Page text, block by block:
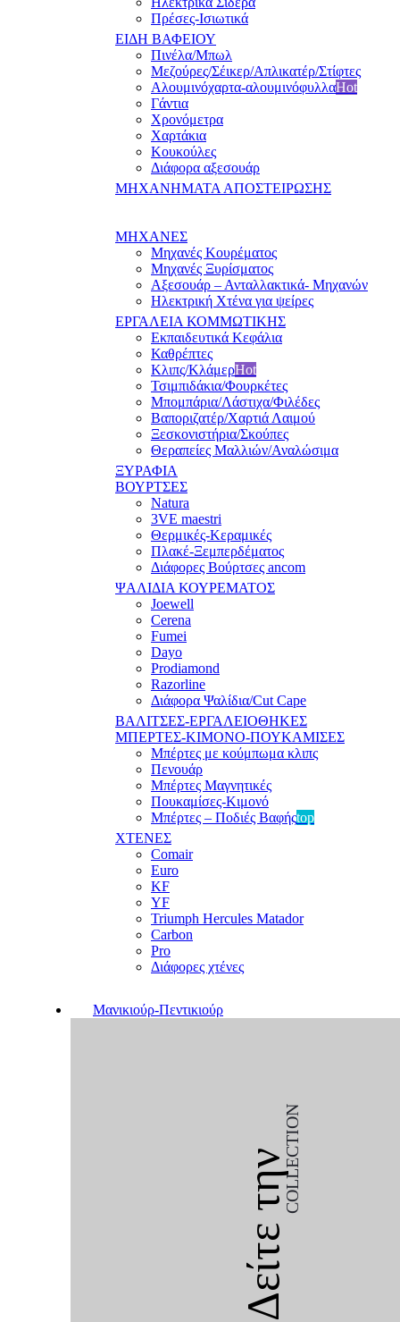
Πρέσες-Ισιωτικά
ΕΙΔΗ ΒΑΦΕΙΟΥ
Πινέλα/Μπωλ
Μεζούρες/Σέικερ/Απλικατέρ/Στίφτες
Αλουμινόχαρτα-αλουμινόφυλλαHot
Γάντια
Χρονόμετρα
Χαρτάκια
Κουκούλες
Διάφορα αξεσουάρ
ΜΗΧΑΝΗΜΑΤΑ ΑΠΟΣΤΕΙΡΩΣΗΣ
ΜΗΧΑΝΕΣ
Μηχανές Κουρέματος
Μηχανές Ξυρίσματος
Αξεσουάρ – Ανταλλακτικά- Μηχανών
Ηλεκτρική Χτένα για ψείρες
ΕΡΓΑΛΕΙΑ ΚΟΜΜΩΤΙΚΗΣ
Εκπαιδευτικά Κεφάλια
Καθρέπτες
Κλιπς/ΚλάμερHot
Τσιμπιδάκια/Φουρκέτες
Μπομπάρια/Λάστιχα/Φιλέδες
Βαποριζατέρ/Χαρτιά Λαιμού
Ξεσκονιστήρια/Σκούπες
Θεραπείες Μαλλιών/Αναλώσιμα
ΞΥΡΑΦΙΑ
ΒΟΥΡΤΣΕΣ
Natura
3VE maestri
Θερμικές-Κεραμικές
Πλακέ-Ξεμπερδέματος
Διάφορες Βούρτσες ancom
ΨΑΛΙΔΙΑ ΚΟΥΡΕΜΑΤΟΣ
Joewell
Cerena
Fumei
Dayo
Prodiamond
Razorline
Διάφορα Ψαλίδια/Cut Cape
ΒΑΛΙΤΣΕΣ-ΕΡΓΑΛΕΙΟΘΗΚΕΣ
ΜΠΕΡΤΕΣ-ΚΙΜΟΝΟ-ΠΟΥΚΑΜΙΣΕΣ
Μπέρτες με κούμπωμα κλιπς
Πενουάρ
Μπέρτες Μαγνητικές
Πουκαμίσες-Κιμονό
Μπέρτες – Ποδιές Βαφήςtop
ΧΤΕΝΕΣ
Comair
Euro
KF
YF
Triumph Hercules Matador
Carbon
Pro
Διάφορες χτένες
Μανικιούρ-Πεντικιούρ
Δείτε τηνCOLLECTION